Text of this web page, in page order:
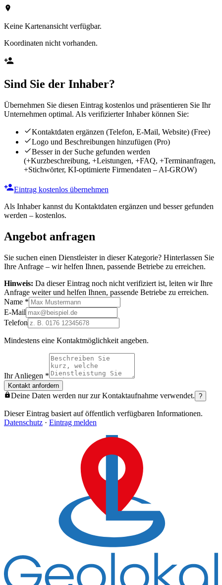
Keine Kartenansicht verfügbar.
Koordinaten nicht vorhanden.
Sind Sie der Inhaber?
Übernehmen Sie diesen Eintrag kostenlos und präsentieren Sie Ihr
Unternehmen optimal. Als verifizierter Inhaber können Sie:
Kontaktdaten ergänzen (Telefon, E-Mail, Website) (Free)
Logo und Beschreibungen hinzufügen (Pro)
Besser in der Suche gefunden werden
(+Kurzbeschreibung, +Leistungen, +FAQ, +Terminanfragen,
+Stichwörter, KI-optimierte Firmendaten – AI-GROW)
Eintrag kostenlos übernehmen
Als Inhaber kannst du Kontaktdaten ergänzen und besser gefunden
werden – kostenlos.
Angebot anfragen
Sie suchen einen Dienstleister in dieser Kategorie? Hinterlassen Sie
Ihre Anfrage – wir helfen Ihnen, passende Betriebe zu erreichen.
Hinweis: Da dieser Eintrag noch nicht verifiziert ist, leiten wir Ihre
Anfrage weiter und helfen Ihnen, passende Betriebe zu erreichen.
Name *
E-Mail
Telefon
Mindestens eine Kontaktmöglichkeit angeben.
Ihr Anliegen *
Kontakt anfordern
Deine Daten werden nur zur Kontaktaufnahme verwendet. ?
Dieser Eintrag basiert auf öffentlich verfügbaren Informationen.
Datenschutz · Eintrag melden